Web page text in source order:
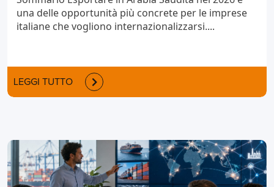
una delle opportunità più concrete per le imprese
italiane che vogliono internazionalizzarsi....
LEGGI TUTTO